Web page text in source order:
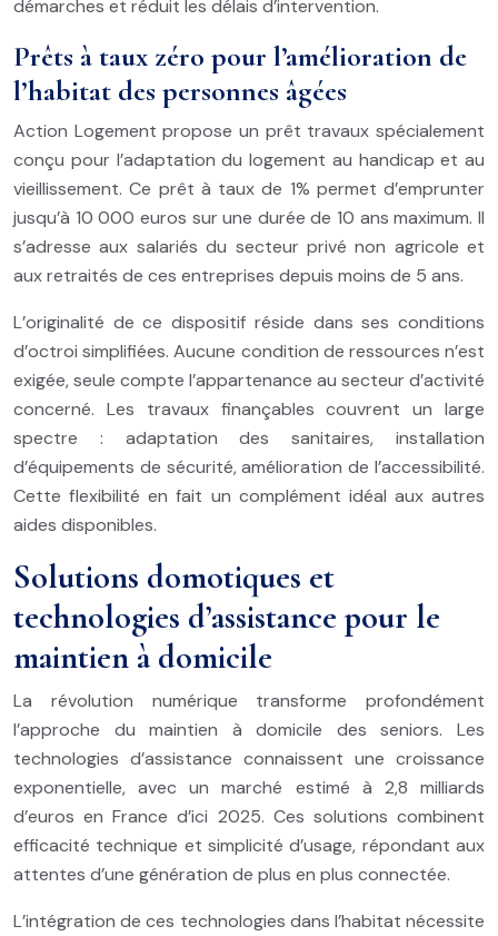
démarches et réduit les délais d’intervention.
Prêts à taux zéro pour l’amélioration de
l’habitat des personnes âgées
Action Logement propose un prêt travaux spécialement
conçu pour l’adaptation du logement au handicap et au
vieillissement. Ce prêt à taux de 1% permet d’emprunter
jusqu’à 10 000 euros sur une durée de 10 ans maximum. Il
s’adresse aux salariés du secteur privé non agricole et
aux retraités de ces entreprises depuis moins de 5 ans.
L’originalité de ce dispositif réside dans ses conditions
d’octroi simplifiées. Aucune condition de ressources n’est
exigée, seule compte l’appartenance au secteur d’activité
concerné. Les travaux finançables couvrent un large
spectre : adaptation des sanitaires, installation
d’équipements de sécurité, amélioration de l’accessibilité.
Cette flexibilité en fait un complément idéal aux autres
aides disponibles.
Solutions domotiques et
technologies d’assistance pour le
maintien à domicile
La révolution numérique transforme profondément
l’approche du maintien à domicile des seniors. Les
technologies d’assistance connaissent une croissance
exponentielle, avec un marché estimé à 2,8 milliards
d’euros en France d’ici 2025. Ces solutions combinent
efficacité technique et simplicité d’usage, répondant aux
attentes d’une génération de plus en plus connectée.
L’intégration de ces technologies dans l’habitat nécessite